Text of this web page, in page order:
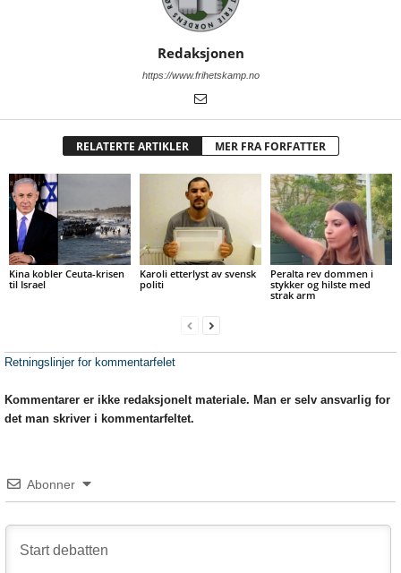
Redaksjonen
https://www.frihetskamp.no
RELATERTE ARTIKLER MER FRA FORFATTER
Kina kobler Ceuta-krisen
til Israel
Karoli etterlyst av svensk
politi
Peralta rev dommen i
stykker og hilste med
strak arm
Retningslinjer for kommentarfelet
Kommentarer er ikke redaksjonelt materiale. Man er selv ansvarlig for
det man skriver i kommentarfeltet.
Abonner